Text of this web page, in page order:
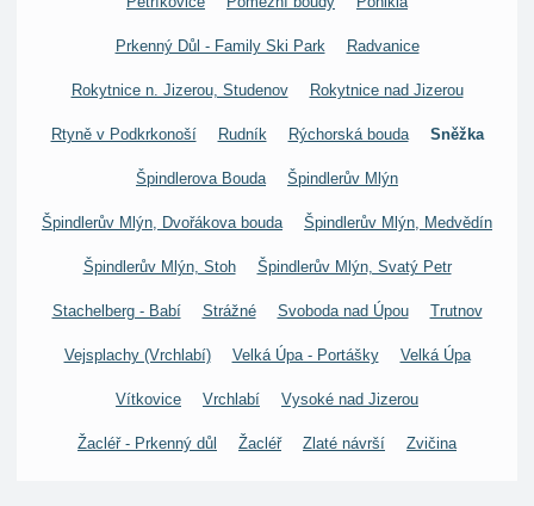
Prkenný Důl - Family Ski Park Radvanice
Rokytnice n. Jizerou, Studenov Rokytnice nad Jizerou
Rtyně v Podkrkonoší Rudník Rýchorská bouda Sněžka
Špindlerova Bouda Špindlerův Mlýn
Špindlerův Mlýn, Dvořákova bouda Špindlerův Mlýn, Medvědín
Špindlerův Mlýn, Stoh Špindlerův Mlýn, Svatý Petr
Stachelberg - Babí Strážné Svoboda nad Úpou Trutnov
Vejsplachy (Vrchlabí) Velká Úpa - Portášky Velká Úpa
Vítkovice Vrchlabí Vysoké nad Jizerou
Žacléř - Prkenný důl Žacléř Zlaté návrší Zvičina